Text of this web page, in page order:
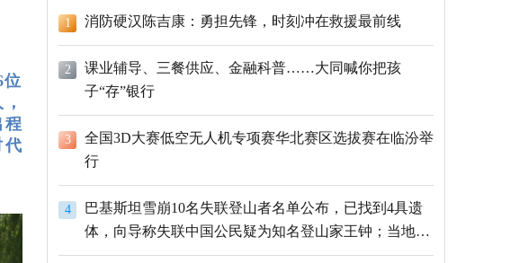
位
程
代
1 消防硬汉陈吉康：勇担先锋，时刻冲在救援最前线
2
课业辅导、三餐供应、金融科普……大同喊你把孩
子“存”银行
3
全国3D大赛低空无人机专项赛华北赛区选拔赛在临汾举
行
4
巴基斯坦雪崩10名失联登山者名单公布，已找到4具遗
体，向导称失联中国公民疑为知名登山家王钟；当地官
员：已定位到3个追踪器